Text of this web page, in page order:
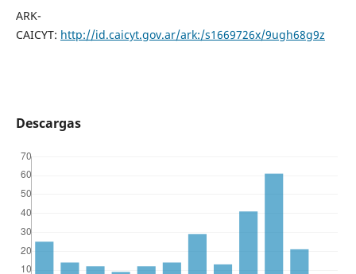
ARK-
CAICYT: http://id.caicyt.gov.ar/ark:/s1669726x/9ugh68g9z
Descargas